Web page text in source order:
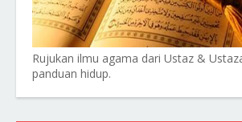
Rujukan ilmu agama dari Ustaz &
panduan hidup.